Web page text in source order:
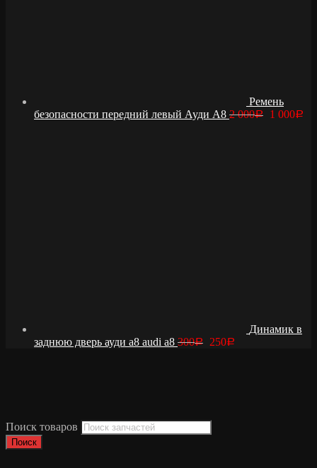
Ремень
безопасности передний левый Ауди А8 2 000Р 1 000Р
Динамик в
заднюю дверь ауди а8 audi a8 300Р 250Р
Поиск товаров
Поиск